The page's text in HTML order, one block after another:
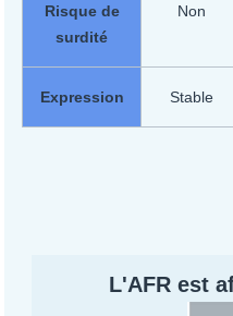
Risque de
surdité
Non
Expression Stable
L'AFR est